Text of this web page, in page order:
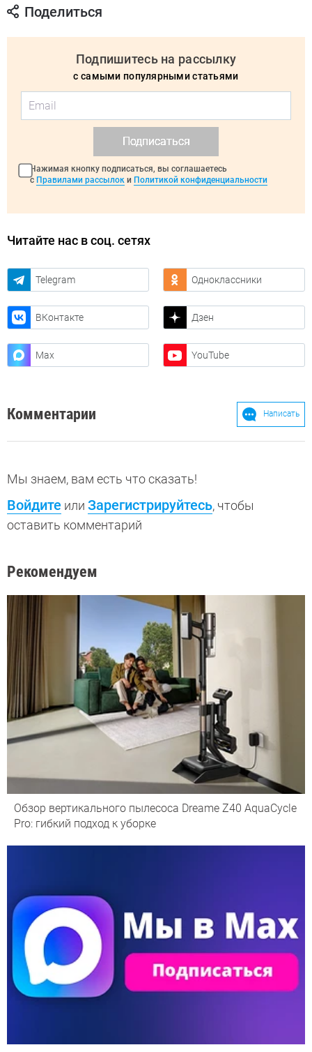
Поделиться
Подпишитесь на рассылку
с самыми популярными статьями
Подписаться
Нажимая кнопку подписаться, вы соглашаетесь
с Правилами рассылок и Политикой конфиденциальности
Читайте нас в соц. сетях
Telegram Одноклассники
ВКонтакте Дзен
Max YouTube
Комментарии Написать
Мы знаем, вам есть что сказать!
Войдите или Зарегистрируйтесь, чтобы
оставить комментарий
Рекомендуем
Обзор вертикального пылесоса Dreame Z40 AquaCycle
Pro: гибкий подход к уборке